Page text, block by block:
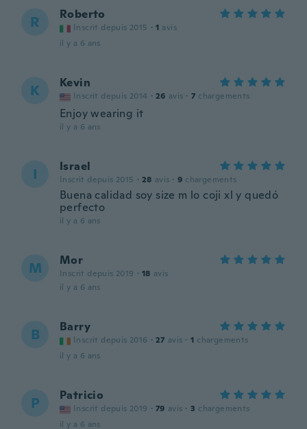
R Roberto
Inscrit depuis 2015 · 1 avis
il y a 6 ans
K Kevin
Inscrit depuis 2014 · 26 avis · 7 chargements
Enjoy wearing it
il y a 6 ans
I Israel
Inscrit depuis 2015 · 28 avis · 9 chargements
Buena calidad soy size m lo coji xl y quedó
perfecto
il y a 6 ans
M Mor
Inscrit depuis 2019 · 18 avis
il y a 6 ans
B Barry
Inscrit depuis 2016 · 27 avis · 1 chargements
il y a 6 ans
P Patricio
Inscrit depuis 2019 · 79 avis · 3 chargements
il y a 6 ans